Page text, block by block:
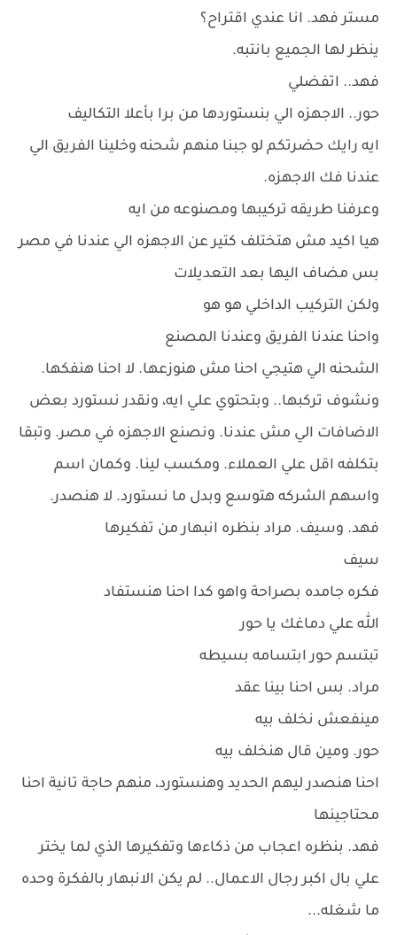
مستر فهد. انا عندي اقتراح؟
ينظر لها الجميع بانتبه.
فهد.. اتفضلي
حور.. الاجهزه الي بنستوردها من برا بأعلا التكاليف
ايه رايك حضرتكم لو جبنا منهم شحنه وخلينا الفريق الي
عندنا فك الاجهزه.
وعرفنا طريقه تركيبها ومصنوعه من ايه
هيا اكيد مش هتختلف كتير عن الاجهزه الي عندنا في مصر
بس مضاف اليها بعد التعديلات
ولكن التركيب الداخلي هو هو
واحنا عندنا الفريق وعندنا المصنع
الشحنه الي هتيجي احنا مش هنوزعها. لا احنا هنفكها.
ونشوف تركبها.. وبتحتوي علي ايه، ونقدر نستورد بعض
الاضافات الي مش عندنا. ونصنع الاجهزه في مصر. وتبقا
بتكلفه اقل علي العملاء. ومكسب لينا. وكمان اسم
واسهم الشركه هتوسع وبدل ما نستورد. لا هنصدر.
فهد. وسيف. مراد بنظره انبهار من تفكيرها
سيف
فكره جامده بصراحة واهو كدا احنا هنستفاد
الله علي دماغك يا حور
تبتسم حور ابتسامه بسيطه
مراد. بس احنا بينا عقد
مينفعش نخلف بيه
حور. ومين قال هنخلف بيه
احنا هنصدر ليهم الحديد وهنستورد، منهم حاجة تانية احنا
محتاجينها
فهد. بنظره اعجاب من ذكاءها وتفكيرها الذي لما يختر
علي بال اكبر رجال الاعمال.. لم يكن الانبهار بالفكرة وحده
ما شغله...